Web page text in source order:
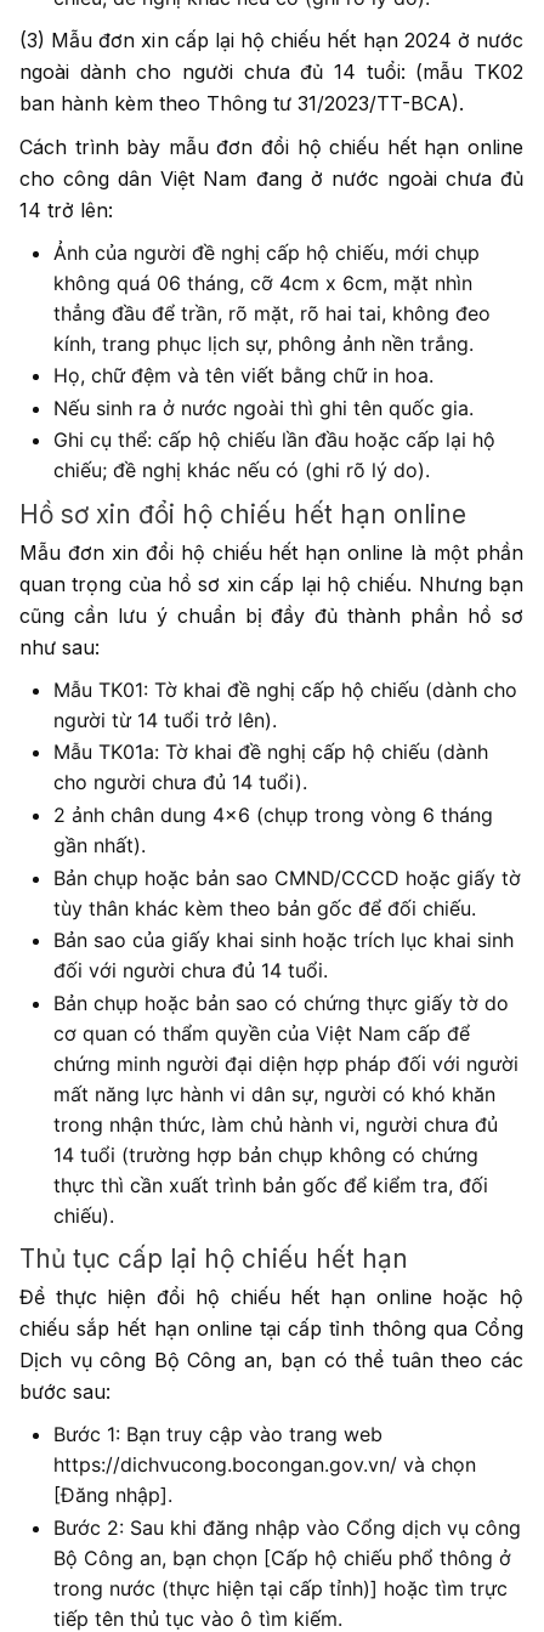
(3) Mẫu đơn xin cấp lại hộ chiếu hết hạn 2024 ở nước
ngoài dành cho người chưa đủ 14 tuổi: (mẫu TK02
ban hành kèm theo Thông tư 31/2023/TT-BCA).
Cách trình bày mẫu đơn đổi hộ chiếu hết hạn online
cho công dân Việt Nam đang ở nước ngoài chưa đủ
14 trở lên:
Ảnh của người đề nghị cấp hộ chiếu, mới chụp
không quá 06 tháng, cỡ 4cm x 6cm, mặt nhìn
thẳng đầu để trần, rõ mặt, rõ hai tai, không đeo
kính, trang phục lịch sự, phông ảnh nền trắng.
Họ, chữ đệm và tên viết bằng chữ in hoa.
Nếu sinh ra ở nước ngoài thì ghi tên quốc gia.
Ghi cụ thể: cấp hộ chiếu lần đầu hoặc cấp lại hộ
chiếu; đề nghị khác nếu có (ghi rõ lý do).
Hồ sơ xin đổi hộ chiếu hết hạn online
Mẫu đơn xin đổi hộ chiếu hết hạn online là một phần
quan trọng của hồ sơ xin cấp lại hộ chiếu. Nhưng bạn
cũng cần lưu ý chuẩn bị đầy đủ thành phần hồ sơ
như sau:
Mẫu TK01: Tờ khai đề nghị cấp hộ chiếu (dành cho
người từ 14 tuổi trở lên).
Mẫu TK01a: Tờ khai đề nghị cấp hộ chiếu (dành
cho người chưa đủ 14 tuổi).
2 ảnh chân dung 4×6 (chụp trong vòng 6 tháng
gần nhất).
Bản chụp hoặc bản sao CMND/CCCD hoặc giấy tờ
tùy thân khác kèm theo bản gốc để đối chiếu.
Bản sao của giấy khai sinh hoặc trích lục khai sinh
đối với người chưa đủ 14 tuổi.
Bản chụp hoặc bản sao có chứng thực giấy tờ do
cơ quan có thẩm quyền của Việt Nam cấp để
chứng minh người đại diện hợp pháp đối với người
mất năng lực hành vi dân sự, người có khó khăn
trong nhận thức, làm chủ hành vi, người chưa đủ
14 tuổi (trường hợp bản chụp không có chứng
thực thì cần xuất trình bản gốc để kiểm tra, đối
chiếu).
Thủ tục cấp lại hộ chiếu hết hạn
Để thực hiện đổi hộ chiếu hết hạn online hoặc hộ
chiếu sắp hết hạn online tại cấp tỉnh thông qua Cổng
Dịch vụ công Bộ Công an, bạn có thể tuân theo các
bước sau:
Bước 1: Bạn truy cập vào trang web
https://dichvucong.bocongan.gov.vn/ và chọn
[Đăng nhập].
Bước 2: Sau khi đăng nhập vào Cổng dịch vụ công
Bộ Công an, bạn chọn [Cấp hộ chiếu phổ thông ở
trong nước (thực hiện tại cấp tỉnh)] hoặc tìm trực
tiếp tên thủ tục vào ô tìm kiếm.